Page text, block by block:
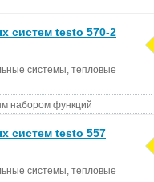
систем testo 570-2
системы, тепловые
набором функций
систем testo 557
системы, тепловые